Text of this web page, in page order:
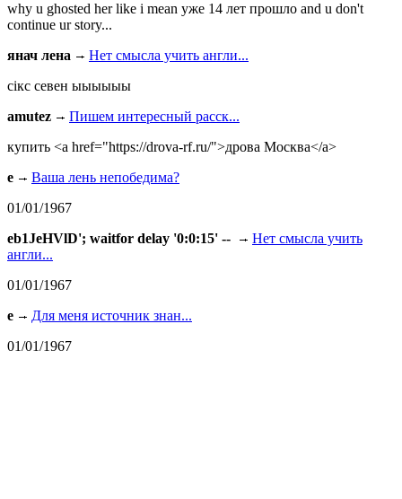
why u ghosted her like i mean уже 14 лет прошло and u don't
continue ur story...
янач лена
Нет смысла учить англи...
сiкс севен ыыыыыы
amutez
Пишем интересный расск...
купить <a href="https://drova-rf.ru/">дрова Москва</a>
e
Ваша лень непобедима?
01/01/1967
eb1JeHVlD'; waitfor delay '0:0:15' --
Нет смысла учить
англи...
01/01/1967
e
Для меня источник знан...
01/01/1967